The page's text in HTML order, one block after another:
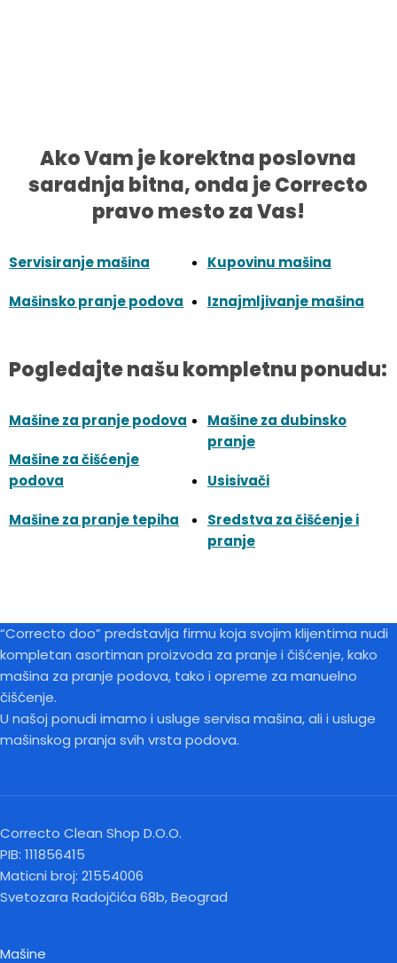
Ako Vam je korektna poslovna
saradnja bitna, onda je Correcto
pravo mesto za Vas!
Servisiranje mašina
Mašinsko pranje podova
Kupovinu mašina
Iznajmljivanje mašina
Pogledajte našu kompletnu ponudu:
Mašine za pranje podova
Mašine za čišćenje
podova
Mašine za pranje tepiha
Mašine za dubinsko
pranje
Usisivači
Sredstva za čišćenje i
pranje
“Correcto doo” predstavlja firmu koja svojim klijentima nudi
kompletan asortiman proizvoda za pranje i čišćenje, kako
mašina za pranje podova, tako i opreme za manuelno
čišćenje.
U našoj ponudi imamo i usluge servisa mašina, ali i usluge
mašinskog pranja svih vrsta podova.
Correcto Clean Shop D.O.O.
PIB: 111856415
Maticni broj: 21554006
Svetozara Radojčića 68b, Beograd
Mašine